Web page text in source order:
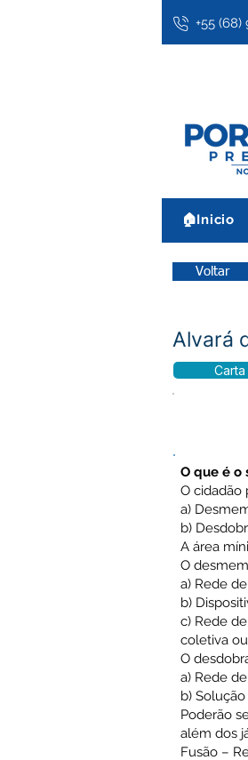
+55
🏠Inicio
Voltar
Alvará
O que é o
O cidadão
a)
b)
A área
O
a) Rede
b)
c) Rede
coletiva
O
a) Rede
b)
Poderão
além dos
Fusão –